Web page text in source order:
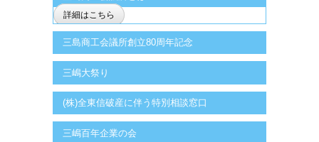
詳細はこちら
三島商工会議所創立80周年記念
三嶋大祭り
(株)全東信破産に伴う特別相談窓口
三嶋百年企業の会